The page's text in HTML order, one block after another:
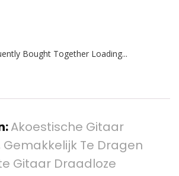
Bought Together Loading...
Akoestische Gitaar
Gemakkelijk Te Dragen
Gitaar Draadloze